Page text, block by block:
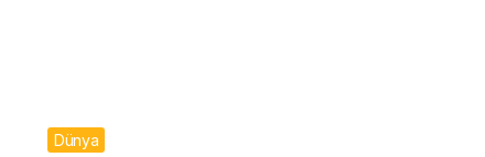
Dünya